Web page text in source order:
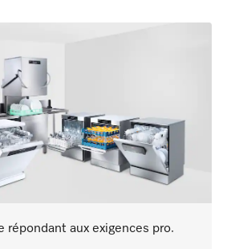
répondant aux exigences pro.